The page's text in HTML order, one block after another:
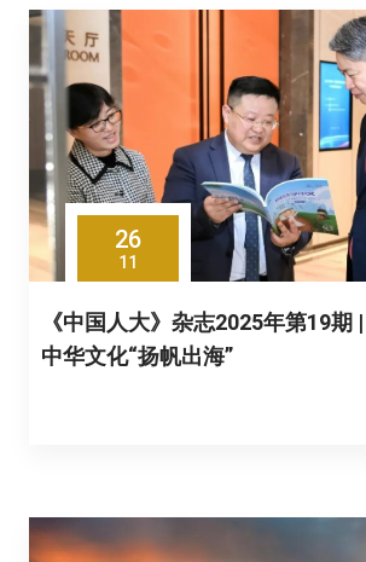
26
11
《中国人大》杂志2025年第19期
中华文化“扬帆出海”